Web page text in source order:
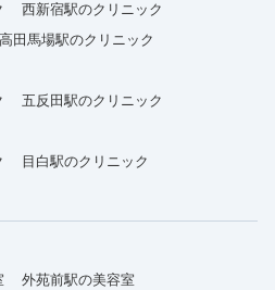
西新宿駅のクリニック
高田馬場駅のクリニック
五反田駅のクリニック
目白駅のクリニック
外苑前駅の美容室